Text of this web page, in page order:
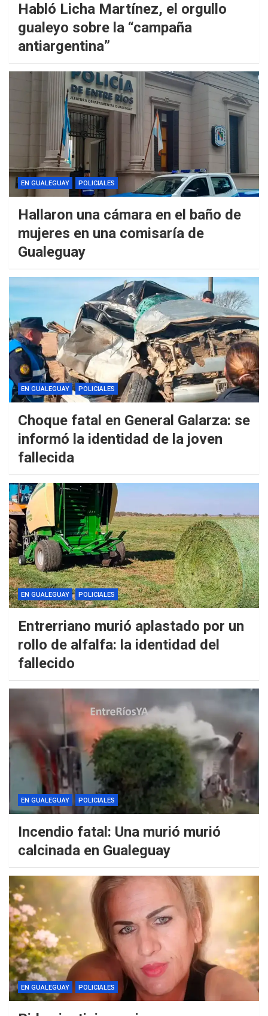
Habló Licha Martínez, el orgullo
gualeyo sobre la “campaña
antiargentina”
EN GUALEGUAY POLICIALES
Hallaron una cámara en el baño de
mujeres en una comisaría de
Gualeguay
EN GUALEGUAY POLICIALES
Choque fatal en General Galarza: se
informó la identidad de la joven
fallecida
EN GUALEGUAY POLICIALES
Entrerriano murió aplastado por un
rollo de alfalfa: la identidad del
fallecido
EN GUALEGUAY POLICIALES
Incendio fatal: Una murió murió
calcinada en Gualeguay
EN GUALEGUAY POLICIALES